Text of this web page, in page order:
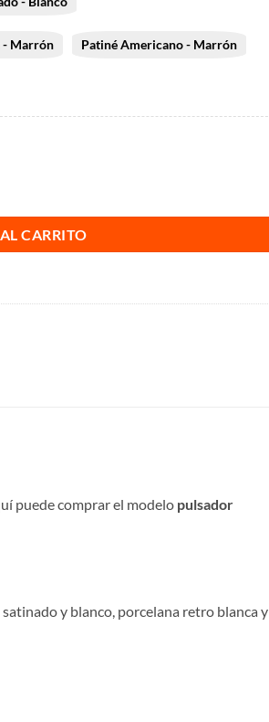
- Marrón Patiné Americano - Marrón
CARRITO
puede comprar el modelo pulsador
y blanco, porcelana retro blanca y